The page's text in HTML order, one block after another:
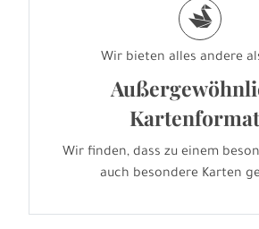
s
Wir bieten alles andere
Wir finden, dass zu einem
auch besondere Karten